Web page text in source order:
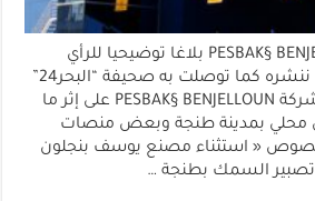
أصدرت شركة PESBAK§ BENJELLOUN بلاغا توضيحيا للرأي
العام المحلي والوطني، ننشره كما توصلت به صحيفة “البحر24”
: “” بلاغ توضيحي من شركة PESBAK§ BENJELLOUN على إثر ما
محلي بمدينة طنجة وبعض منصات
« استثناء مصنع يوسف بنجلون
تصبير السمك بطنجة …